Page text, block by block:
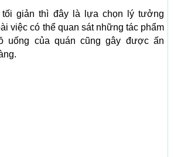
tối giản thì đây là lựa chọn lý tưởng
việc có thể quan sát những tác phẩm
uống của quán cũng gây được ấn